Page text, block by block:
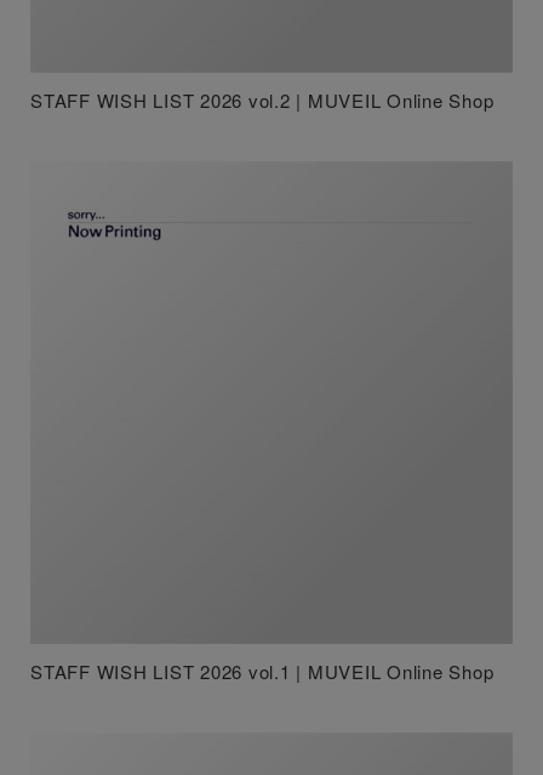
STAFF WISH LIST 2026 vol.2 | MUVEIL Online Shop
STAFF WISH LIST 2026 vol.1 | MUVEIL Online Shop